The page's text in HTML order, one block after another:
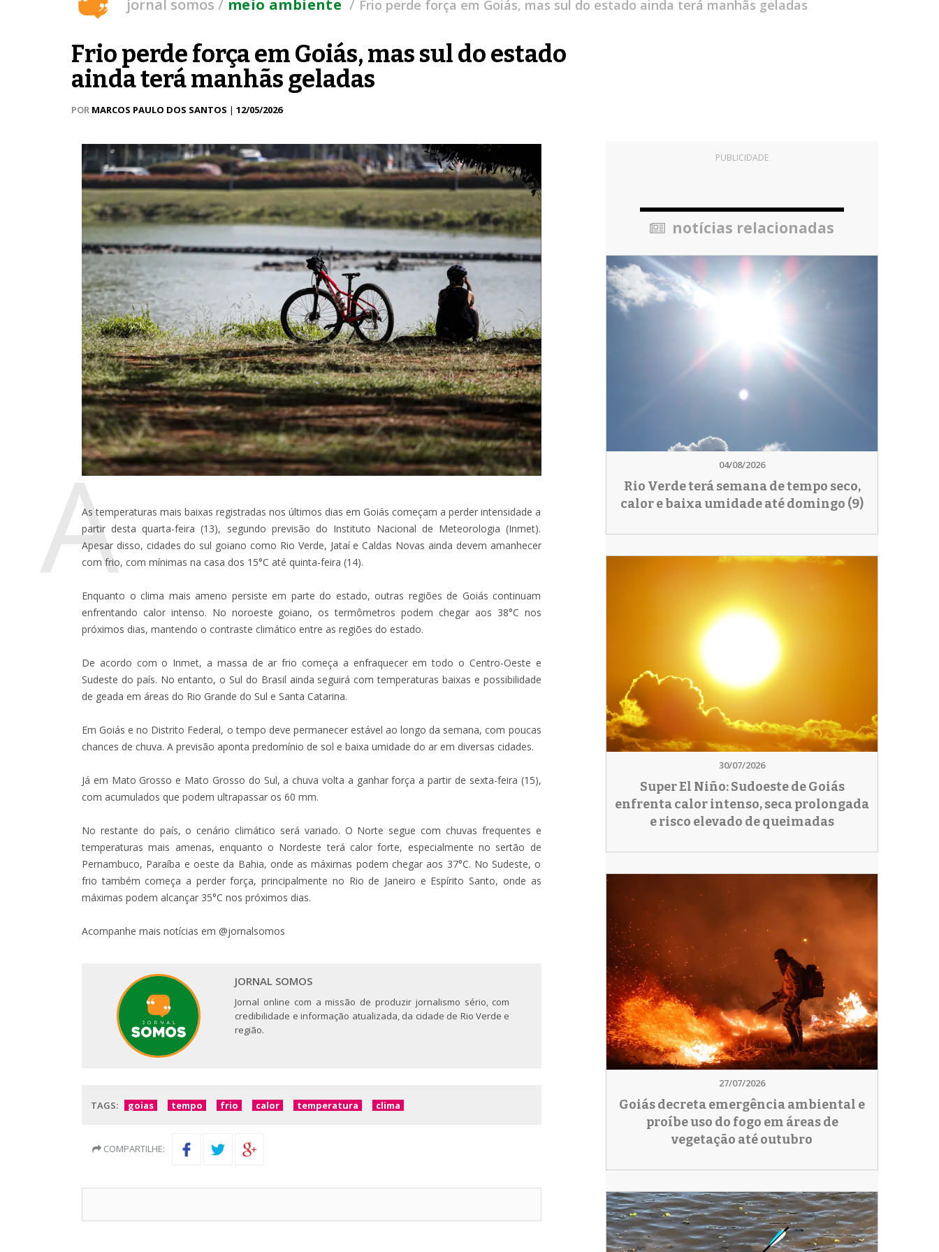
jornal somos meio ambiente Frio perde força em Goiás, mas sul do estado ainda terá manhãs geladas
Frio perde força em Goiás, mas sul do estado
ainda terá manhãs geladas
POR MARCOS PAULO DOS SANTOS | 12/05/2026
A
As temperaturas mais baixas registradas nos últimos dias em Goiás começam a perder intensidade a
partir desta quarta-feira (13), segundo previsão do Instituto Nacional de Meteorologia (Inmet).
Apesar disso, cidades do sul goiano como Rio Verde, Jataí e Caldas Novas ainda devem amanhecer
com frio, com mínimas na casa dos 15°C até quinta-feira (14).
Enquanto o clima mais ameno persiste em parte do estado, outras regiões de Goiás continuam
enfrentando calor intenso. No noroeste goiano, os termômetros podem chegar aos 38°C nos
próximos dias, mantendo o contraste climático entre as regiões do estado.
De acordo com o Inmet, a massa de ar frio começa a enfraquecer em todo o Centro-Oeste e
Sudeste do país. No entanto, o Sul do Brasil ainda seguirá com temperaturas baixas e possibilidade
de geada em áreas do Rio Grande do Sul e Santa Catarina.
Em Goiás e no Distrito Federal, o tempo deve permanecer estável ao longo da semana, com poucas
chances de chuva. A previsão aponta predomínio de sol e baixa umidade do ar em diversas cidades.
Já em Mato Grosso e Mato Grosso do Sul, a chuva volta a ganhar força a partir de sexta-feira (15),
com acumulados que podem ultrapassar os 60 mm.
No restante do país, o cenário climático será variado. O Norte segue com chuvas frequentes e
temperaturas mais amenas, enquanto o Nordeste terá calor forte, especialmente no sertão de
Pernambuco, Paraíba e oeste da Bahia, onde as máximas podem chegar aos 37°C. No Sudeste, o
frio também começa a perder força, principalmente no Rio de Janeiro e Espírito Santo, onde as
máximas podem alcançar 35°C nos próximos dias.
Acompanhe mais notícias em @jornalsomos
JORNAL SOMOS
Jornal online com a missão de produzir jornalismo sério, com
credibilidade e informação atualizada, da cidade de Rio Verde e
região.
TAGS: goias tempo frio calor temperatura clima
COMPARTILHE:
PUBLICIDADE
notícias relacionadas
04/08/2026
Rio Verde terá semana de tempo seco,
calor e baixa umidade até domingo (9)
30/07/2026
Super El Niño: Sudoeste de Goiás
enfrenta calor intenso, seca prolongada
e risco elevado de queimadas
27/07/2026
Goiás decreta emergência ambiental e
proíbe uso do fogo em áreas de
vegetação até outubro